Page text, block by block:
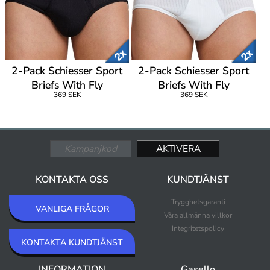
2-Pack Schiesser Sport
Briefs With Fly
369 SEK
2-Pack Schiesser Sport
Briefs With Fly
369 SEK
KONTAKTA OSS
VANLIGA FRÅGOR
KONTAKTA KUNDTJÄNST
KUNDTJÄNST
Trygghetsgaranti
Våra allmänna villkor
Integritetspolicy